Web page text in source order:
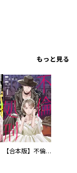
もっと見る
【合本版】不倫処刑